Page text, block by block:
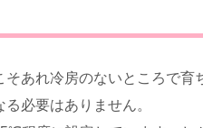
そあれ冷房のないところで育
必要はありません。